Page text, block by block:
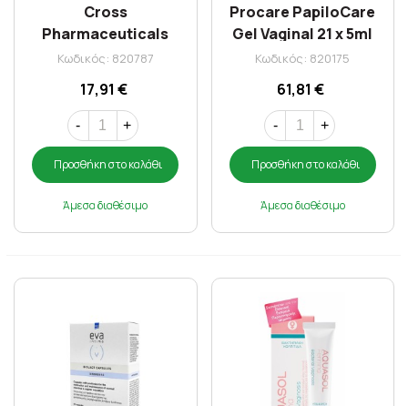
Cross
Pharmaceuticals
Gynobiome Κολπικά
Κωδικός: 820787
17,91 €
- +
Προσθήκη στο καλάθι
Άμεσα διαθέσιμο
Procare PapiloCare
Gel Vaginal 21 x 5ml
Κωδικός: 820175
61,81 €
- +
Προσθήκη στο καλάθι
Άμεσα διαθέσιμο